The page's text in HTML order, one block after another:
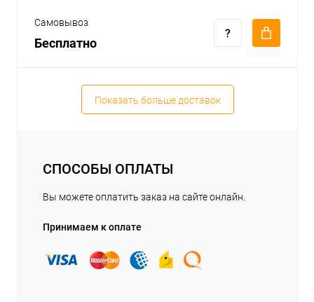
Самовывоз
Бесплатно
Показать больше доставок
СПОСОБЫ ОПЛАТЫ
Вы можете оплатить заказ на сайте онлайн.
Принимаем к оплате